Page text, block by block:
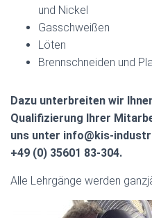
und Nickel
Gasschweißen
Löten
Brennschneiden und
Dazu unterbreiten wir
Qualifizierung Ihrer
uns unter info@kis-
+49 (0) 35601 83-304.
Alle Lehrgänge werden